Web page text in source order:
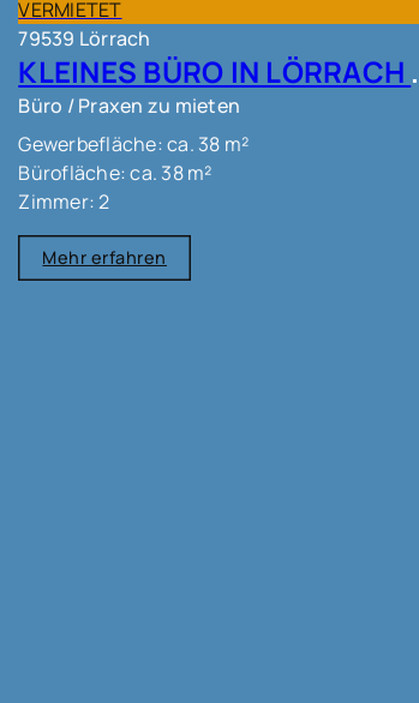
VERMIETET
79539 Lörrach
KLEINES
Büro / Praxen zu mieten
Gewerbefläche: ca. 38 m²
Bürofläche: ca. 38 m²
Zimmer: 2
Mehr erfahren